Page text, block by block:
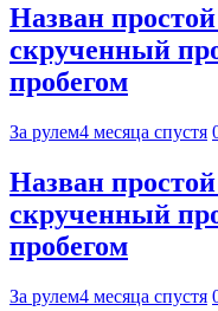
Назван
скрученный
пробегом
За рулем4 месяца спустя
Назван
скрученный
пробегом
За рулем4 месяца спустя